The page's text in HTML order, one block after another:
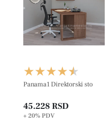
Panama1 Direktorski sto
45.228 RSD
+ 20%PDV